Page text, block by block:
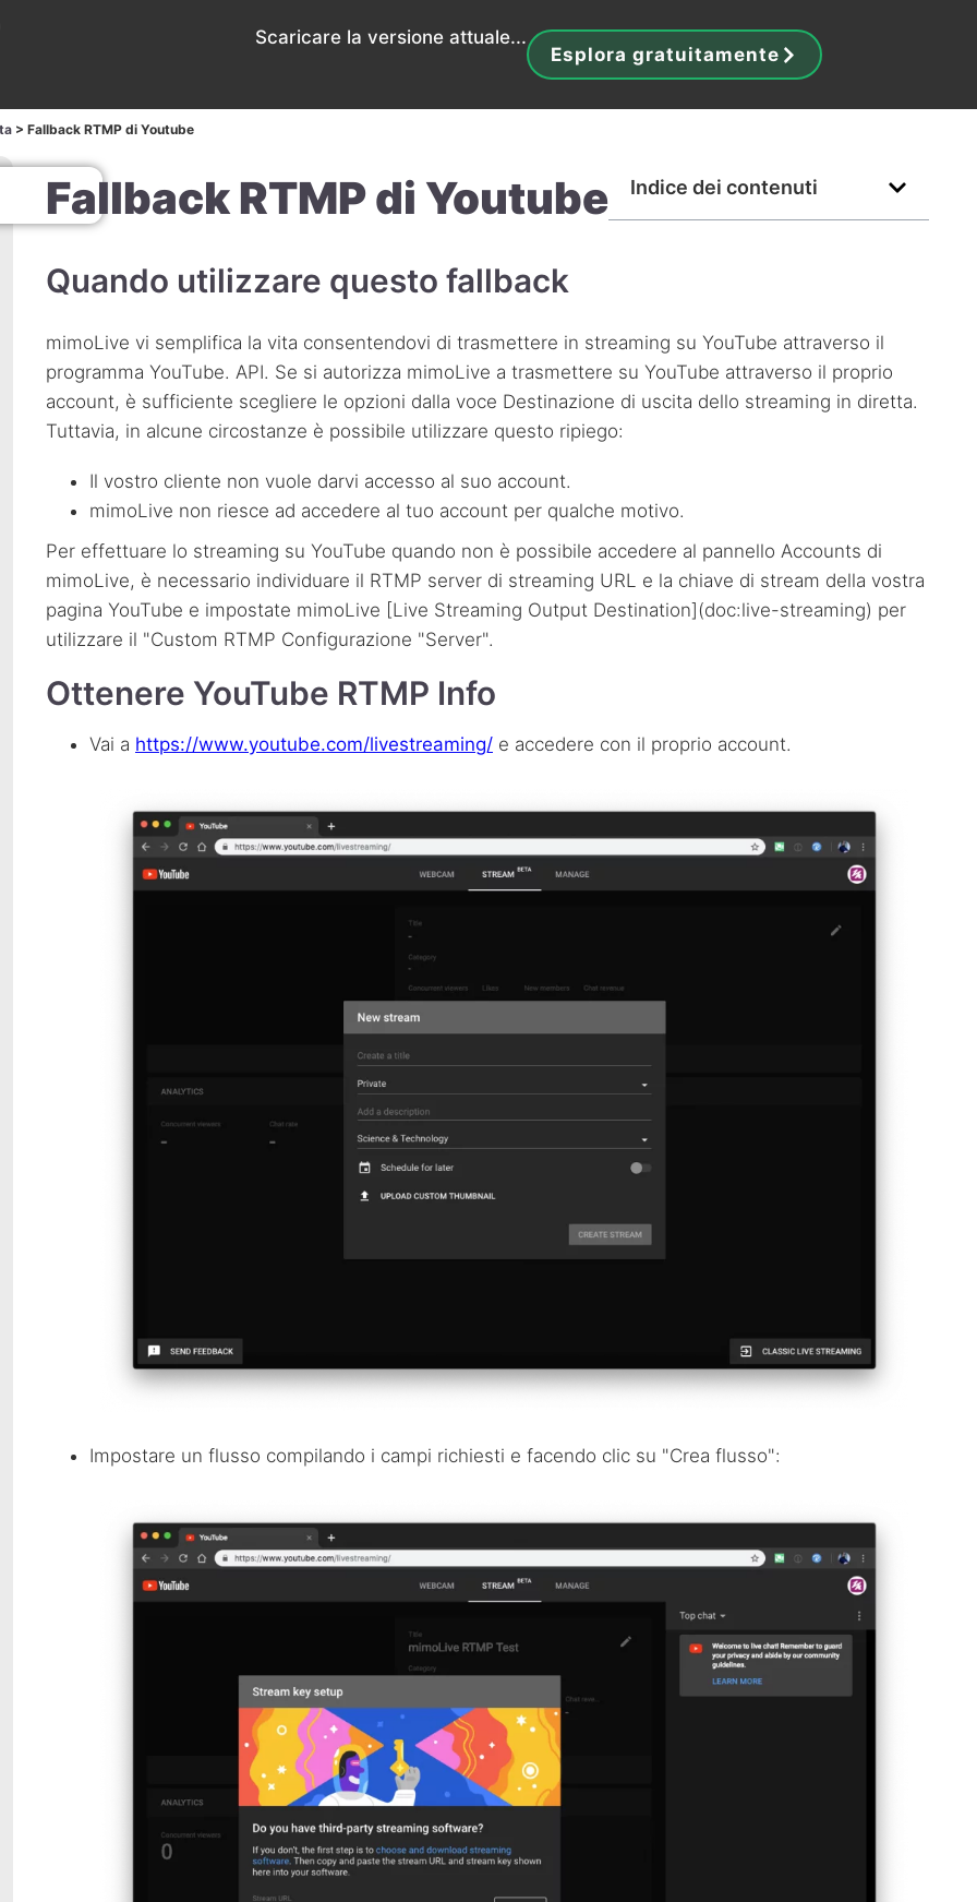
Scaricare la versione attuale...
Esplora gratuitamente
> Fallback RTMP di Youtube
Fallback RTMP di Youtube Indice dei contenuti
Quando utilizzare questo fallback
mimoLive vi semplifica la vita consentendovi di trasmettere in streaming su YouTube attraverso il
programma YouTube. API. Se si autorizza mimoLive a trasmettere su YouTube attraverso il proprio
account, è sufficiente scegliere le opzioni dalla voce Destinazione di uscita dello streaming in diretta.
Tuttavia, in alcune circostanze è possibile utilizzare questo ripiego:
Il vostro cliente non vuole darvi accesso al suo account.
mimoLive non riesce ad accedere al tuo account per qualche motivo.
Per effettuare lo streaming su YouTube quando non è possibile accedere al pannello Accounts di
mimoLive, è necessario individuare il RTMP server di streaming URL
e la chiave di stream della vostra
pagina YouTube e impostate mimoLive [Live Streaming Output Destination](doc:live-streaming) per
utilizzare il "Custom RTMP Configurazione "Server".
Ottenere YouTube RTMP Info
Vai a https://www.youtube.com/livestreaming/ e accedere con il proprio account.
Impostare un flusso compilando i campi richiesti e facendo clic su "Crea flusso":